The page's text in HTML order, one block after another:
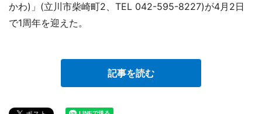
かわ)」(立川市柴崎町2、TEL 042-595-8227)が4月2日
で1周年を迎えた。
記事を読む